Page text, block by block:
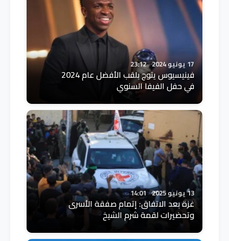
17 يونيو 2024 23:12
فينيسيوس يتوج بلقب الأفضل عام 2024
في حفل الفيفا السنوي
13 يونيو 2025 14:01
غزة بعد الاتفاق: إتمام صفقة الأسرى
وتحضيرات لقمة شرم الشيخ